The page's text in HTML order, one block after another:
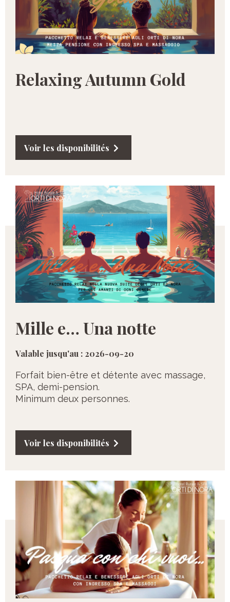
Relaxing Autumn Gold
Voir les disponibilités
Mille e… Una notte
Valable jusqu'au : 2026-09-20
Forfait bien-être et détente avec massage,
SPA, demi-pension.
Minimum deux personnes.
Voir les disponibilités